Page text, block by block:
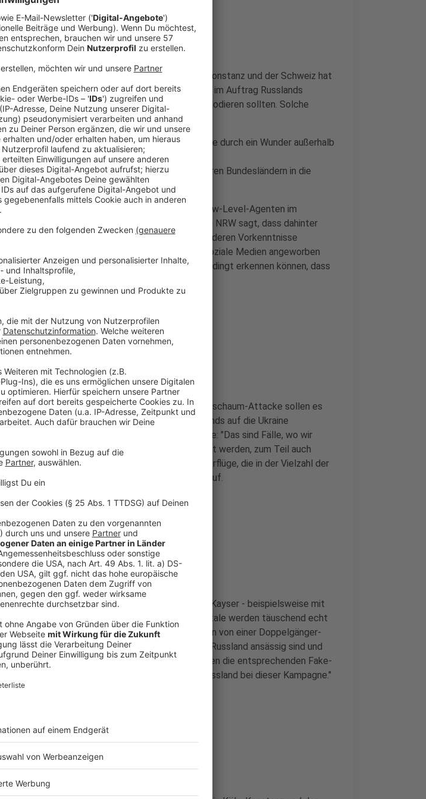
hat in dieser Woche aufhorchen lassen: In Köln, Konstanz und der Schweiz hat
festgenommen. Der Verdacht: Sie sollten im Auftrag Russlands
Päckchen verschicken, die auf dem Postweg explodieren sollten. Solche
uns Deutschland kein Einzelfall:
Am Flughafen Leipzig explodiert ein Paket - wie durch ein Wunder außerhalb
die an diesem Tag Verspätung hatte.
2025:Kurz vor der Bundestagswahl wird in mehreren Bundesländern in die
von parkenden Autos Bauschaum gesprüht.
Beispiele, in denen die Behörden sogenannte Low-Level-Agenten im
Jürgen Kayser, Chef des Verfassungsschutzes in NRW sagt, dass dahinter
Es würden Menschen engagiert, die keine besonderen Vorkenntnisse
sind Personen, die oftmals übers Internet über soziale Medien angeworben
bekommen für ihre Aufträge und gar nicht unbedingt erkennen können, dass
Auftrag Russlands handeln."
und Fälle von Sabotage
vergleichsweise wenig Geld - bei der Bauschaum-Attacke sollen es
gewesen sein. Seit Beginn des Angriffs Russlands auf die Ukraine
Nachrichtendienste auch noch andere Phänomene: "Das sind Fälle, wo wir
kritische Infrastrukturen mindestens ausgespäht werden, zum Teil auch
oder eingebrochen wird. Wir sehen Drohnen-Überflüge, die in der Vielzahl der
aufgeklärt werden können", zählt Jürgen Kayser auf.
Kampagne mit Fakenews
darum, Falschinformationen zu verbreiten, sagt Kayser - beispielsweise mit
Seiten. Viel genutzte deutschen Nachrichten-Portale werden täuschend echt
über Politiker zu verbreiten. Fachleute sprechen von einer Doppelgänger-
er: "Urheber sind verschiedene Firmen, die in Russland ansässig sind und
der russischen Regierung handeln. Sie bauen die entsprechenden Fake-
auf. Es gibt eine klare Attribuierung in Richtung Russland bei dieser Kampagne."
auf funktionierenden Staat